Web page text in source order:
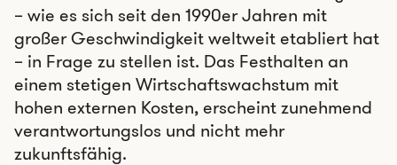
– wie es sich seit den 1990er Jahren mit
großer Geschwindigkeit weltweit etabliert hat
– in Frage zu stellen ist. Das Festhalten an
einem stetigen Wirtschaftswachstum mit
hohen externen Kosten, erscheint zunehmend
verantwortungslos und nicht mehr
zukunftsfähig.